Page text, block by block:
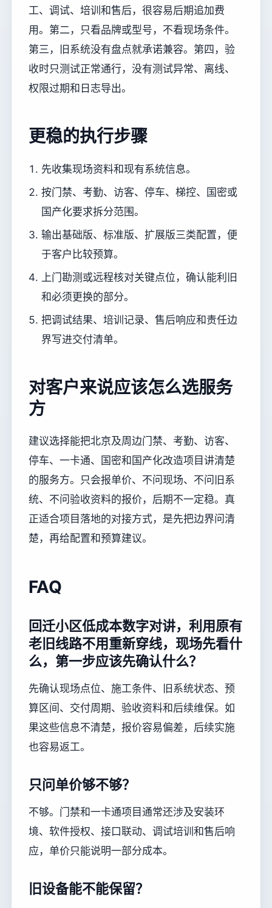
工、调试、培训和售后，很容易后期追加费
用。第二，只看品牌或型号，不看现场条件。
第三，旧系统没有盘点就承诺兼容。第四，验
收时只测试正常通行，没有测试异常、离线、
权限过期和日志导出。
更稳的执行步骤
先收集现场资料和现有系统信息。
按门禁、考勤、访客、停车、梯控、国密或
国产化要求拆分范围。
输出基础版、标准版、扩展版三类配置，便
于客户比较预算。
上门勘测或远程核对关键点位，确认能利旧
和必须更换的部分。
把调试结果、培训记录、售后响应和责任边
界写进交付清单。
对客户来说应该怎么选服务
方
建议选择能把北京及周边门禁、考勤、访客、
停车、一卡通、国密和国产化改造项目讲清楚
的服务方。只会报单价、不问现场、不问旧系
统、不问验收资料的报价，后期不一定稳。真
正适合项目落地的对接方式，是先把边界问清
楚，再给配置和预算建议。
FAQ
回迁小区低成本数字对讲，利用原有
老旧线路不用重新穿线，现场先看什
么，第一步应该先确认什么？
先确认现场点位、施工条件、旧系统状态、预
算区间、交付周期、验收资料和后续维保。如
果这些信息不清楚，报价容易偏差，后续实施
也容易返工。
只问单价够不够？
不够。门禁和一卡通项目通常还涉及安装环
境、软件授权、接口联动、调试培训和售后响
应，单价只能说明一部分成本。
旧设备能不能保留？